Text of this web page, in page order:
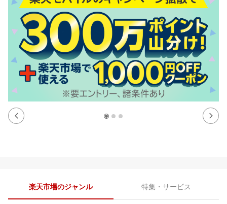
楽天市場のジャンル 特集・サービス